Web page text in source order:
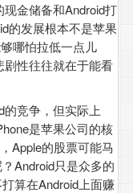
金储备和Android打
的发展根本不是苹果
哪怕拉低一点儿
剧性往往就在于能看
竞争，但实际上
是苹果公司的核
Apple的股票可能马
Android只是众多的
算在Android上面赚